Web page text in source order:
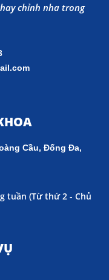
chỉnh nha trong
Cầu, Đống Đa,
tuần (Từ thứ 2 - Chủ